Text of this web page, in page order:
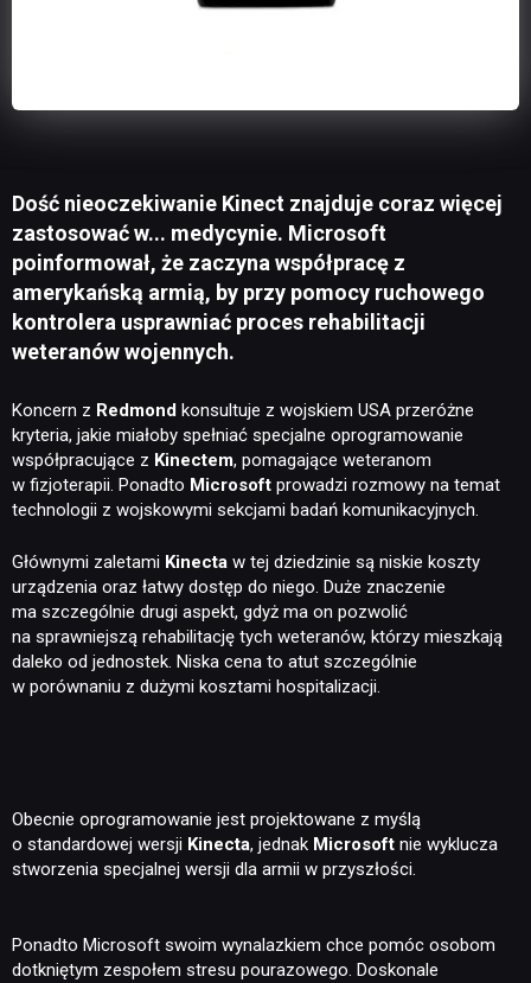
Dość nieoczekiwanie Kinect znajduje coraz więcej
zastosować w... medycynie. Microsoft
poinformował, że zaczyna współpracę z
amerykańską armią, by przy pomocy ruchowego
kontrolera usprawniać proces rehabilitacji
weteranów wojennych.
Koncern z Redmond konsultuje z wojskiem USA przeróżne
kryteria, jakie miałoby spełniać specjalne oprogramowanie
współpracujące z Kinectem, pomagające weteranom
w fizjoterapii. Ponadto Microsoft prowadzi rozmowy na temat
technologii z wojskowymi sekcjami badań komunikacyjnych.
Głównymi zaletami Kinecta w tej dziedzinie są niskie koszty
urządzenia oraz łatwy dostęp do niego. Duże znaczenie
ma szczególnie drugi aspekt, gdyż ma on pozwolić
na sprawniejszą rehabilitację tych weteranów, którzy mieszkają
daleko od jednostek. Niska cena to atut szczególnie
w porównaniu z dużymi kosztami hospitalizacji.
Obecnie oprogramowanie jest projektowane z myślą
o standardowej wersji Kinecta, jednak Microsoft nie wyklucza
stworzenia specjalnej wersji dla armii w przyszłości.
Ponadto Microsoft swoim wynalazkiem chce pomóc osobom
dotkniętym zespołem stresu pourazowego. Doskonale